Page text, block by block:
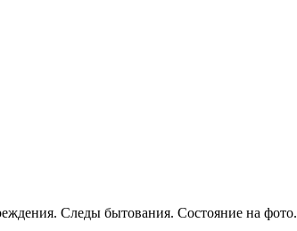
Следы бытования. Состояние на фото.